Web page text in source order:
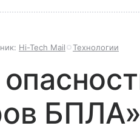
Hi-Tech Mail Технологии